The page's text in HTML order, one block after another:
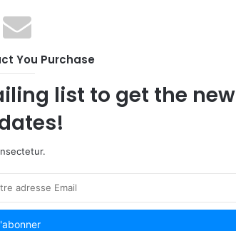
You Purchase
list to get the new